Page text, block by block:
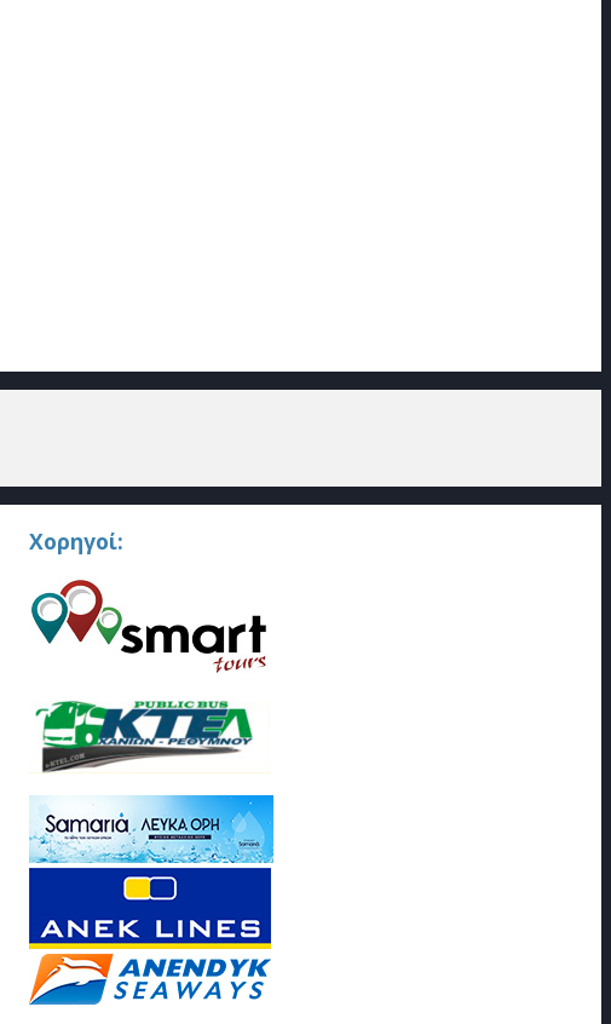
Χορηγοί: